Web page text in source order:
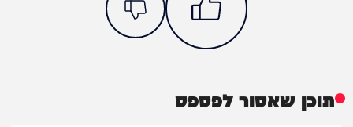
תוכן שאסור לפספס